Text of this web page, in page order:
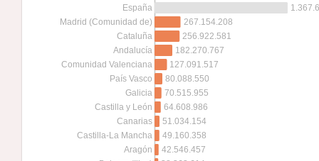
Aragón
Castilla-La Mancha
Canarias
Castilla y León
Galicia
País Vasco
Comunidad Valenciana
Andalucía
Cataluña
Madrid (Comunidad de)
España
42.546.457
49.160.358
51.034.154
64.608.986
70.515.955
80.088.550
127.091.517
182.270.767
256.922.581
267.154.208